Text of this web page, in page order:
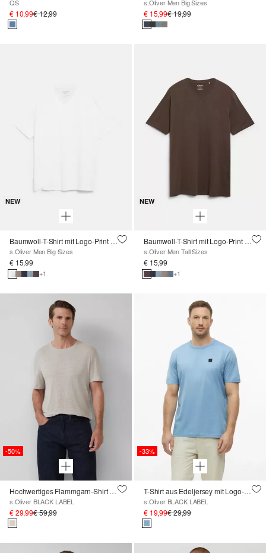
QS
€ 10,99€ 12,99
s.Oliver Men Big Sizes
€ 15,99€ 19,99
NEW
Baumwoll-T-Shirt mit Logo-Print und V-Neck
s.Oliver Men Big Sizes
€ 15,99
+1
NEW
Baumwoll-T-Shirt mit Logo-Print und V-Neck
s.Oliver Men Tall Sizes
€ 15,99
+1
-50%
Hochwertiges Flammgarn-Shirt aus Leinen
s.Oliver BLACK LABEL
€ 29,99€ 59,99
-33%
T-Shirt aus Edeljersey mit Logo-Patch
s.Oliver BLACK LABEL
€ 19,99€ 29,99